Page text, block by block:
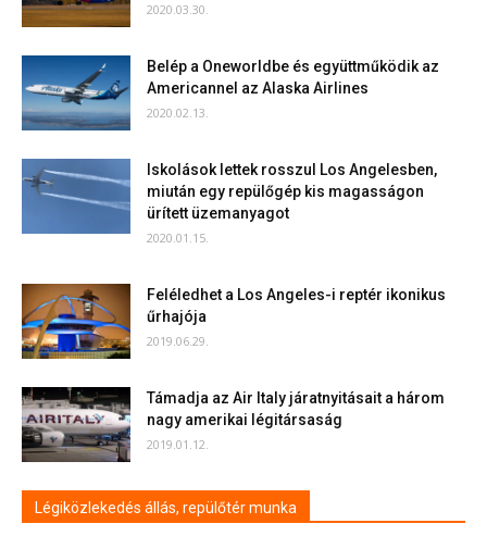
2020.03.30.
Belép a Oneworldbe és együttműködik az
Americannel az Alaska Airlines
2020.02.13.
Iskolások lettek rosszul Los Angelesben,
miután egy repülőgép kis magasságon
ürített üzemanyagot
2020.01.15.
Feléledhet a Los Angeles-i reptér ikonikus
űrhajója
2019.06.29.
Támadja az Air Italy járatnyitásait a három
nagy amerikai légitársaság
2019.01.12.
Légiközlekedés állás, repülőtér munka